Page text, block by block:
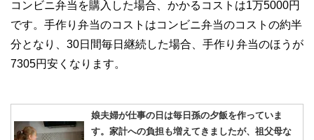
コンビニ弁当を購入した場合、かかるコストは1万5000円
です。手作り弁当のコストはコンビニ弁当のコストの約半
分となり、30日間毎日継続した場合、手作り弁当のほうが
7305円安くなります。
娘夫婦が仕事の日は毎日孫の夕飯を作っていま
す。家計への負担も増えてきましたが、祖父母な